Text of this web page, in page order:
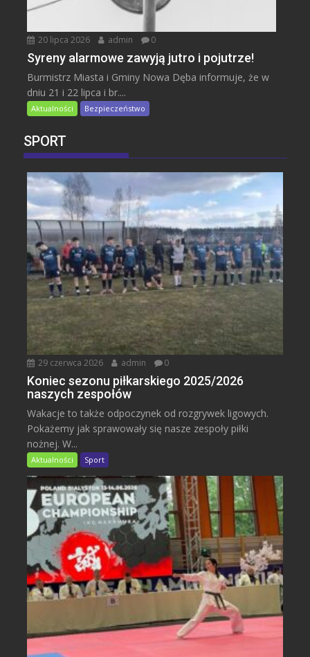
20 lipca 2026 admin 0
Syreny alarmowe zawyją jutro i pojutrze!
Burmistrz Miasta i Gminy Nowa Dęba informuje, że w
dniu 21 i 22 lipca i br....
Aktualności Bezpieczeństwo
SPORT
29 czerwca 2026 admin 0
Koniec sezonu piłkarskiego 2025/2026
naszych zespołów
Wakacje to także odpoczynek od rozgrywek ligowych.
Pokażemy jak sprawowały się nasze zespoły piłki
nożnej. W...
Aktualności Sport